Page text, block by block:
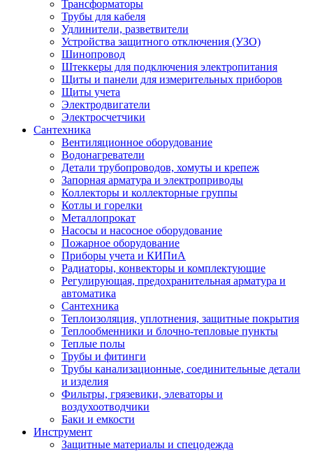
Трансформаторы
Трубы для кабеля
Удлинители, разветвители
Устройства защитного отключения (УЗО)
Шинопровод
Штеккеры для подключения электропитания
Щиты и панели для измерительных приборов
Щиты учета
Электродвигатели
Электросчетчики
Сантехника
Вентиляционное оборудование
Водонагреватели
Детали трубопроводов, хомуты и крепеж
Запорная арматура и электроприводы
Коллекторы и коллекторные группы
Котлы и горелки
Металлопрокат
Насосы и насосное оборудование
Пожарное оборудование
Приборы учета и КИПиА
Радиаторы, конвекторы и комплектующие
Регулирующая, предохранительная арматура и
автоматика
Сантехника
Теплоизоляция, уплотнения, защитные покрытия
Теплообменники и блочно-тепловые пункты
Теплые полы
Трубы и фитинги
Трубы канализационные, соединительные детали
и изделия
Фильтры, грязевики, элеваторы и
воздухоотводчики
Баки и емкости
Инструмент
Защитные материалы и спецодежда